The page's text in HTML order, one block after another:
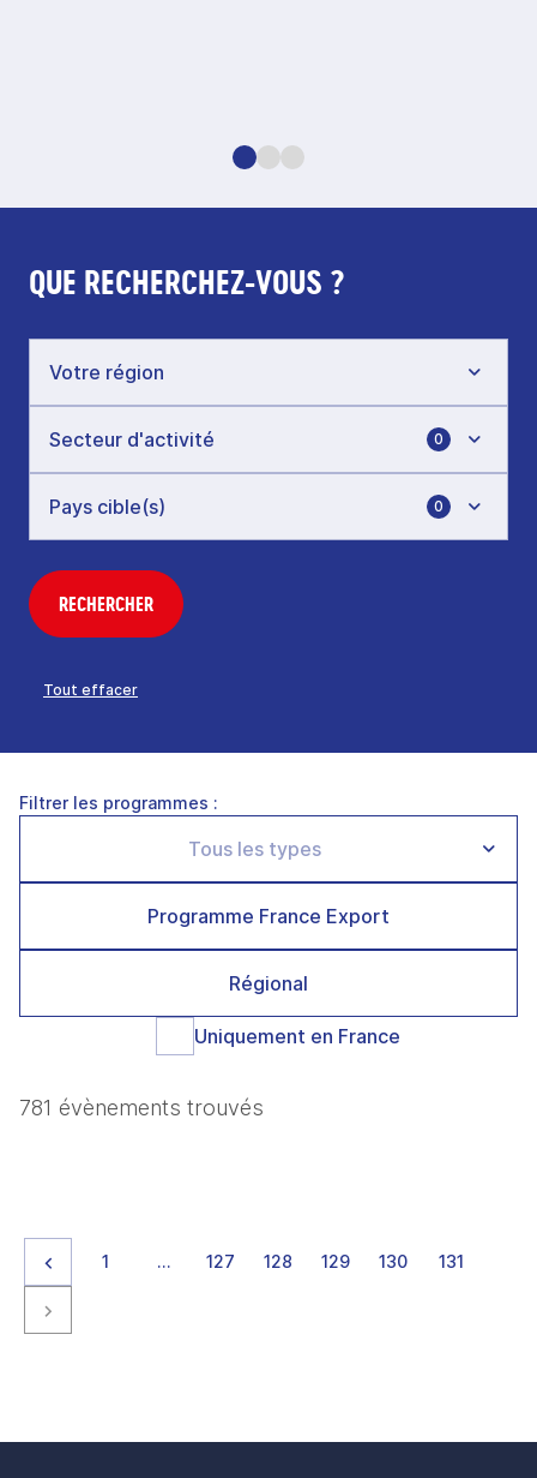
QUE RECHERCHEZ-VOUS ?
0
0
RECHERCHER
Tout effacer
Filtrer les programmes :
Programme France Export
Régional
Uniquement en France
781 évènements trouvés
Page précédente
page
1 … page
127 page
128 page
129 page
130 page
131